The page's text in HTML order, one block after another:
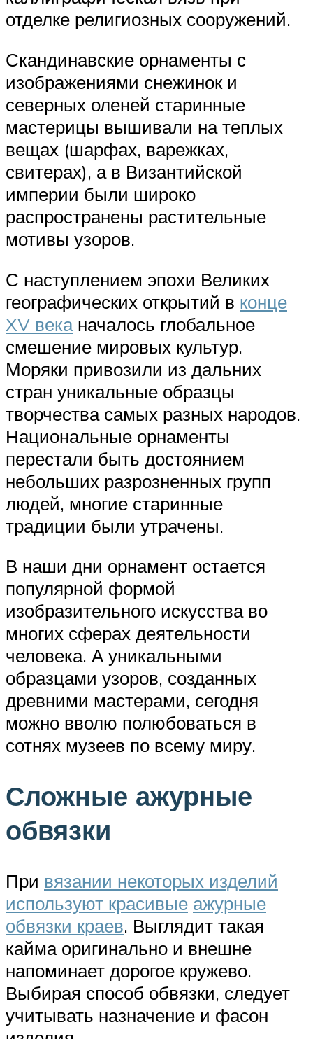
отделке религиозных сооружений.
Скандинавские орнаменты с
изображениями снежинок и
северных оленей старинные
мастерицы вышивали на теплых
вещах (шарфах, варежках,
свитерах), а в Византийской
империи были широко
распространены растительные
мотивы узоров.
С наступлением эпохи Великих
географических открытий в конце
XV веканачалось глобальное
смешение мировых культур.
Моряки привозили из дальних
стран уникальные образцы
творчества самых разных народов.
Национальные орнаменты
перестали быть достоянием
небольших разрозненных групп
людей, многие старинные
традиции были утрачены.
В наши дни орнамент остается
популярной формой
изобразительного искусства во
многих сферах деятельности
человека. А уникальными
образцами узоров, созданных
древними мастерами, сегодня
можно вволю полюбоваться в
сотнях музеев по всему миру.
Сложные ажурные
обвязки
При вязании некоторых изделий
используют красивые ажурные
обвязки краев. Выглядит такая
кайма оригинально и внешне
напоминает дорогое кружево.
Выбирая способ обвязки, следует
учитывать назначение и фасон